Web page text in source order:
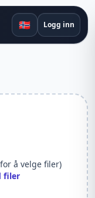
🇳🇴 Logg inn
å velge filer)
filer